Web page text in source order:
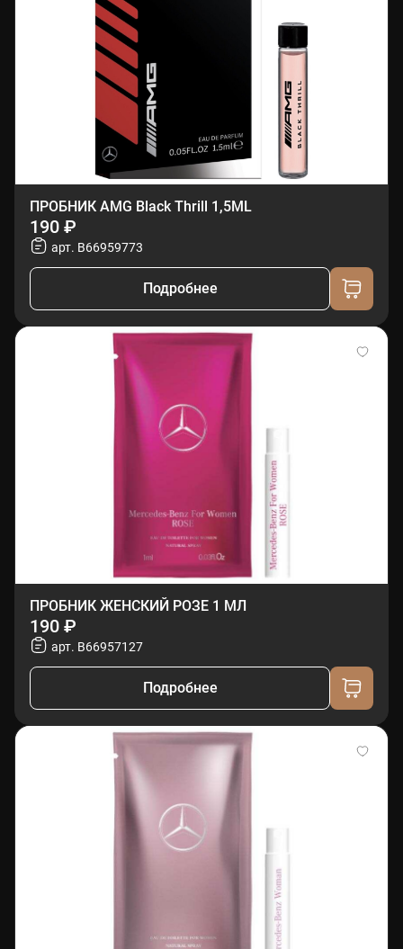
ПРОБНИК AMG Black Thrill 1,5ML
190 ₽
арт. B66959773
Подробнее
ПРОБНИК ЖЕНСКИЙ РОЗЕ 1 МЛ
190 ₽
арт. B66957127
Подробнее